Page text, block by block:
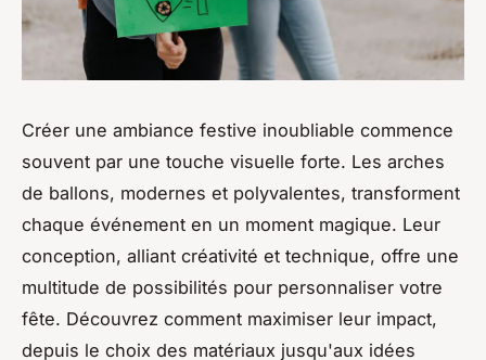
Créer une ambiance festive inoubliable commence
souvent par une touche visuelle forte. Les arches
de ballons, modernes et polyvalentes, transforment
chaque événement en un moment magique. Leur
conception, alliant créativité et technique, offre une
multitude de possibilités pour personnaliser votre
fête. Découvrez comment maximiser leur impact,
depuis le choix des matériaux jusqu'aux idées